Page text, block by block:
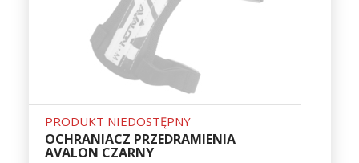
PRODUKT NIEDOSTĘPNY
OCHRANIACZ PRZEDRAMIENIA
AVALON CZARNY